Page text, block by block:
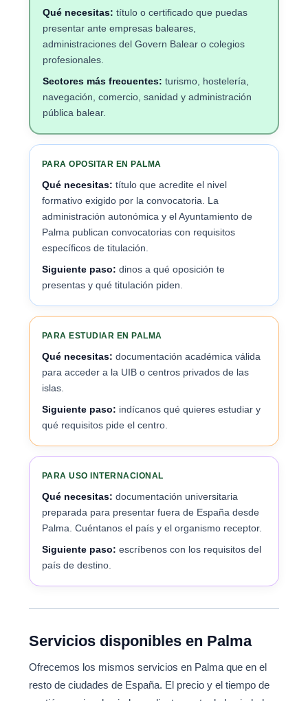
Qué necesitas: título o certificado que puedas
presentar ante empresas baleares,
administraciones del Govern Balear o colegios
profesionales.
Sectores más frecuentes: turismo, hostelería,
navegación, comercio, sanidad y administración
pública balear.
PARA OPOSITAR EN PALMA
Qué necesitas: título que acredite el nivel
formativo exigido por la convocatoria. La
administración autonómica y el Ayuntamiento de
Palma publican convocatorias con requisitos
específicos de titulación.
Siguiente paso: dinos a qué oposición te
presentas y qué titulación piden.
PARA ESTUDIAR EN PALMA
Qué necesitas: documentación académica válida
para acceder a la UIB o centros privados de las
islas.
Siguiente paso: indícanos qué quieres estudiar y
qué requisitos pide el centro.
PARA USO INTERNACIONAL
Qué necesitas: documentación universitaria
preparada para presentar fuera de España desde
Palma. Cuéntanos el país y el organismo receptor.
Siguiente paso: escríbenos con los requisitos del
país de destino.
Servicios disponibles en Palma
Ofrecemos los mismos servicios en Palma que en el
resto de ciudades de España. El precio y el tiempo de